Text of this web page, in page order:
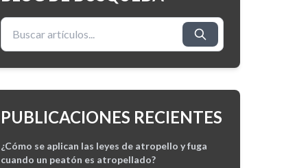
Buscar:
PUBLICACIONES RECIENTES
¿Cómo se aplican las leyes de atropello y fuga
cuando un peatón es atropellado?